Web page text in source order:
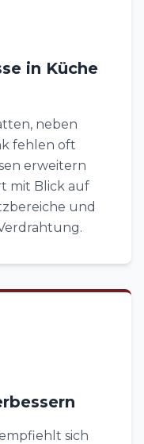
in Küche
neben
fehlen oft
erweitern
mit Blick auf
und
sich